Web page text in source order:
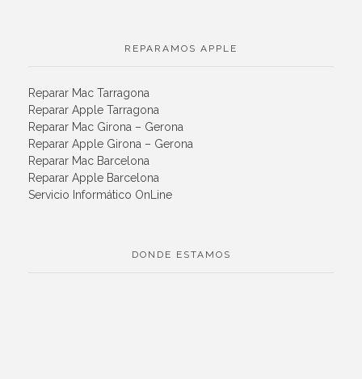
REPARAMOS APPLE
Reparar Mac Tarragona
Reparar Apple Tarragona
Reparar Mac Girona – Gerona
Reparar Apple Girona – Gerona
Reparar Mac Barcelona
Reparar Apple Barcelona
Servicio Informático OnLine
DONDE ESTAMOS